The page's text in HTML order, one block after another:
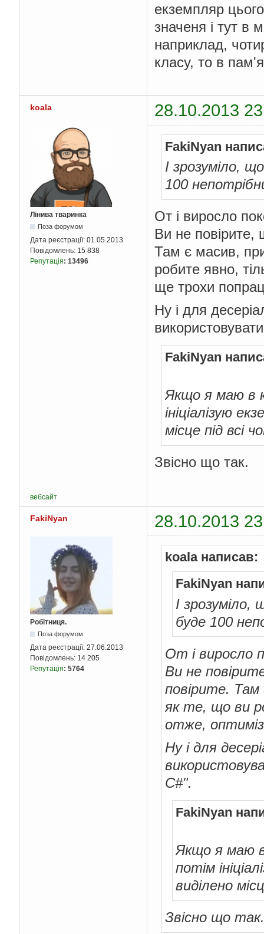
екземпляр
значеня і тут в
наприклад,
класу, то в
koala 28.10.2013
Лінива тваринка
Поза форумом
Дата реєстрації: 01.05.2013
Повідомлень: 15 838
Репутація: 13496
FakiNyan
І зрозуміло,
100
От і виросло
Ви не повірите,
Там є масив,
робите явно,
ще трохи
Ну і для
FakiNyan
Якщо я маю в
ініціалізую
місце під всі
Звісно що так.
вебсайт
FakiNyan 28.10.2013
Робітниця.
Поза форумом
Дата реєстрації: 27.06.2013
Повідомлень: 14 205
Репутація: 5764
koala написав:
FakiNyan
І
буде 100
От і виросло
Ви не
повірите. Там
як те, що ви
отже,
Ну і для
C#".
FakiNyan
Якщо я маю в
потім
виділено
Звісно що так.